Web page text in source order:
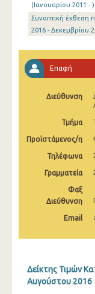
Απριλίου
Μαρτίου
Ιανουαρίου
Οκτωβρίου
Αυγούστου
Ιουλίου
Ιουνίου
Απριλίου
Μαρτίου
(Ιανουαρίου 2011 - )
Συνοπτική έκθεση
2016 - Δεκεμβρίου
Επαφή
Διεύθυνση
Τμήμα
Προϊστάμενος/η
Τηλέφωνα
Γραμματεία
Φαξ
Διεύθυνση
Email
Δείκτης Τιμών
Αυγούστου 2016